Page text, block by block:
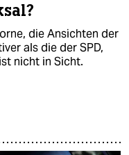
die Ansichten der
als die der SPD,
nicht in Sicht.